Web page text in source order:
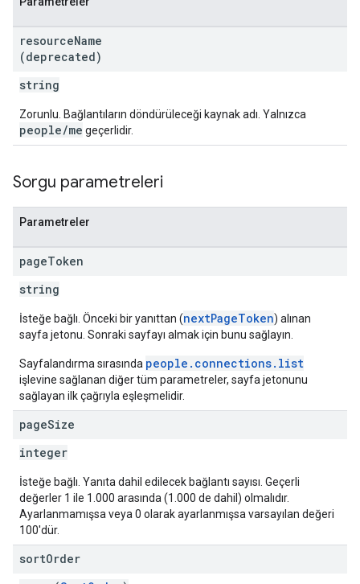
resourceName
(deprecated)
string
Zorunlu. Bağlantıların döndürüleceği kaynak adı. Yalnızca
people/me geçerlidir.
Sorgu parametreleri
Parametreler
pageToken
string
İsteğe bağlı. Önceki bir yanıttan (nextPageToken) alınan
sayfa jetonu. Sonraki sayfayı almak için bunu sağlayın.
Sayfalandırma sırasında people.connections.list
işlevine sağlanan diğer tüm parametreler, sayfa jetonunu
sağlayan ilk çağrıyla eşleşmelidir.
pageSize
integer
İsteğe bağlı. Yanıta dahil edilecek bağlantı sayısı. Geçerli
değerler 1 ile 1.000 arasında (1.000 de dahil) olmalıdır.
Ayarlanmamışsa veya 0 olarak ayarlanmışsa varsayılan değeri
100'dür.
sortOrder